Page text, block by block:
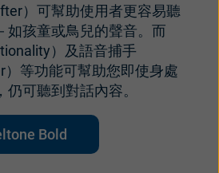
）可幫助使用者更容易聽
如孩童或鳥兒的聲音。而
）及語音捕手
）等功能可幫助您即使身處
可聽到對話內容。
Bold